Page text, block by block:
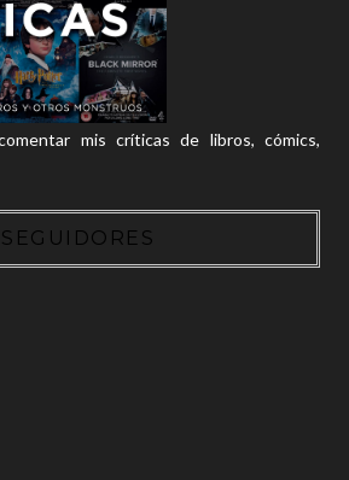
mis críticas de libros, cómics,
SEGUIDORES